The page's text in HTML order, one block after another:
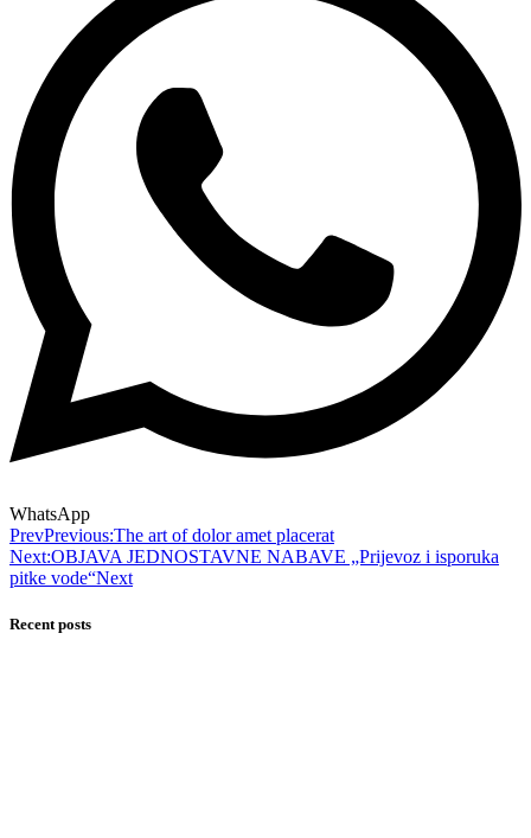
WhatsApp
PrevPrevious:The art of dolor amet placerat
Next:OBJAVA JEDNOSTAVNE NABAVE „Prijevoz i isporuka
pitke vode“Next
Recent posts